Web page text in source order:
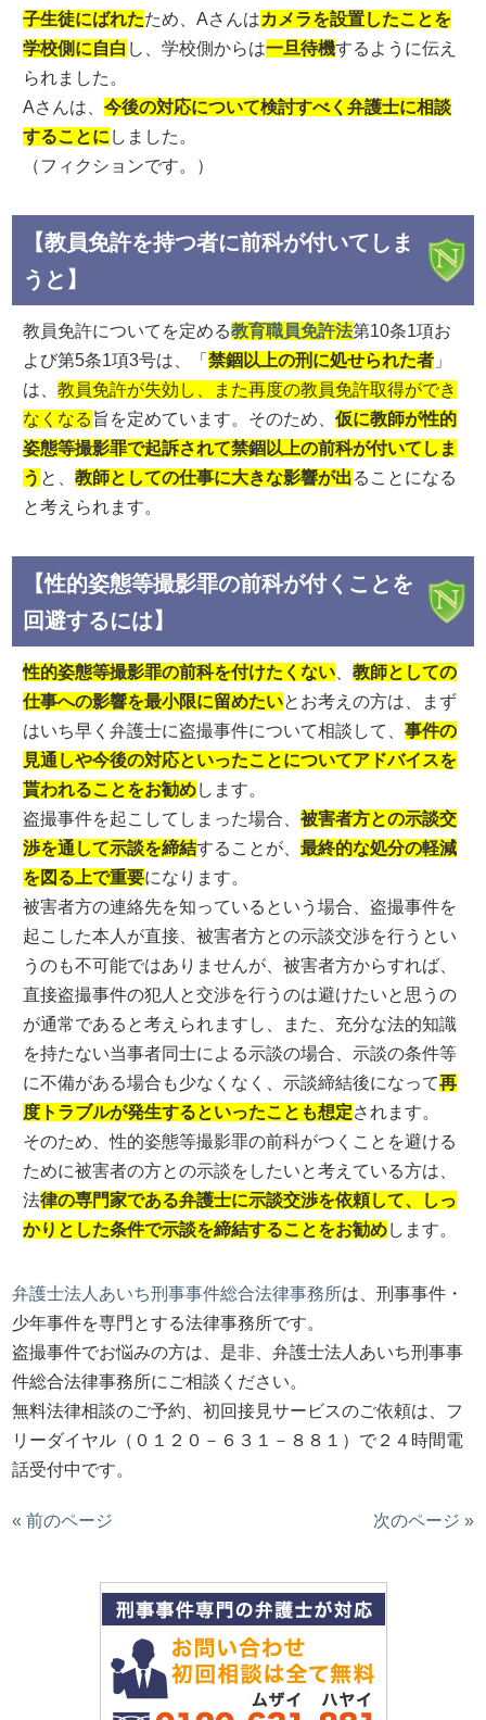
子生徒にばれたため、Aさんはカメラを設置したことを
学校側に自白 し、学校側からは一旦待機するように伝え
られました。
Aさんは、今後の対応について検討すべく弁護士に相談
することに しました。
（フィクションです。）
【教員免許を持つ者に前科が付いてしま
うと】
教員免許についてを定める教育職員免許法第10条1項お
よび第5条1項3号は、「禁錮以上の刑に処せられた者 」
は、教員免許が失効し、また再度の教員免許取得ができ
なくなる 旨を定めています。そのため、仮に教師が性的
姿態等撮影罪で起訴されて禁錮以上の前科が付いてしま
う と、教師としての仕事に大きな影響が出ることになる
と考えられます。
【性的姿態等撮影罪の前科が付くことを
回避するには】
性的姿態等撮影罪の前科を付けたくない 、教師としての
仕事への影響を最小限に留めたいとお考えの方は、まず
はいち早く弁護士に盗撮事件について相談して、事件の
見通しや今後の対応といったことについてアドバイスを
貰われることをお勧めします。
盗撮事件を起こしてしまった場合、被害者方との示談交
渉を通して示談を締結することが、最終的な処分の軽減
を図る上で重要になります。
被害者方の連絡先を知っているという場合、盗撮事件を
起こした本人が直接、被害者方との示談交渉を行うとい
うのも不可能ではありませんが、被害者方からすれば、
直接盗撮事件の犯人と交渉を行うのは避けたいと思うの
が通常であると考えられますし、また、充分な法的知識
を持たない当事者同士による示談の場合、示談の条件等
に不備がある場合も少なくなく、示談締結後になって再
度トラブルが発生するといったことも想定されます。
そのため、性的姿態等撮影罪の前科がつくことを避ける
ために被害者の方との示談をしたいと考えている方は、
法律の専門家である弁護士に示談交渉を依頼して、しっ
かりとした条件で示談を締結することをお勧めします。
弁護士法人あいち刑事事件総合法律事務所は、刑事事件・
少年事件を専門とする法律事務所です。
盗撮事件でお悩みの方は、是非、弁護士法人あいち刑事事
件総合法律事務所にご相談ください。
無料法律相談のご予約、初回接見サービスのご依頼は、フ
リーダイヤル（０１２０－６３１－８８１）で２４時間電
話受付中です。
« 前のページ 次のページ »